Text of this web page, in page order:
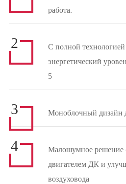
работа.
2
С полной технологией
энергетический
5
3 Моноблочный дизайн
4
Малошумное решение
двигателем ДК и
воздуховода